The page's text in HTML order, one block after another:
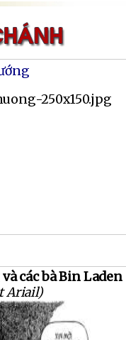
các bà Bin Laden
Ariail)